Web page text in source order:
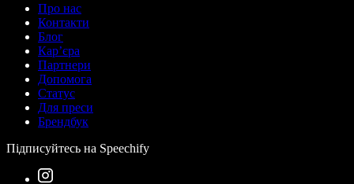
Про нас
Контакти
Блог
Кар’єра
Партнери
Допомога
Статус
Для преси
Брендбук
Підписуйтесь на Speechify